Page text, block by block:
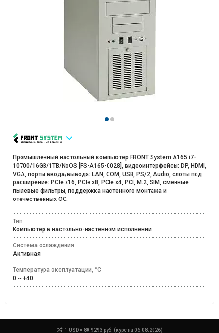
Промышленный настольный компьютер FRONT System A165 i7-
10700/16GB/1TB/NoOS [FS-A165-0028], видеоинтерфейсы: DP, HDMI,
VGA, порты ввода/вывода: LAN, COM, USB, PS/2, Audio, слоты под
расширение: PCIe x16, PCIe x8, PCIe x4, PCI, M.2, SIM, сменные
пылевые фильтры, поддержка настенного монтажа и
отечественных ОС.
Тип
Компьютер в настольно-настенном исполнении
Система охлаждения
Активная
Температура эксплуатации, °C
0 ~ +40
1 USD = 80.9293 руб. (курс на 06.08.2026)